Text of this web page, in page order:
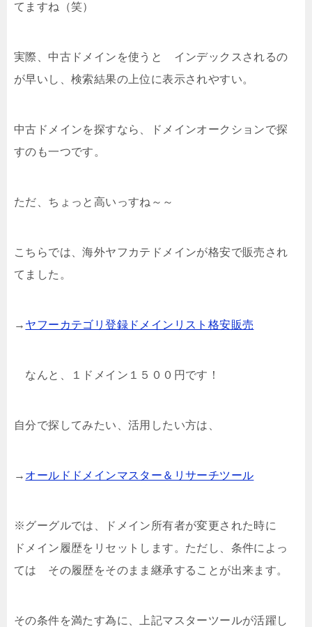
てますね（笑）
実際、中古ドメインを使うと インデックスされるの
が早いし、検索結果の上位に表示されやすい。
中古ドメインを探すなら、ドメインオークションで探
すのも一つです。
ただ、ちょっと高いっすね～～
こちらでは、海外ヤフカテドメインが格安で販売され
てました。
→ ヤフーカテゴリ登録ドメインリスト格安販売
なんと、１ドメイン１５００円です！
自分で探してみたい、活用したい方は、
→ オールドドメインマスター＆リサーチツール
※グーグルでは、ドメイン所有者が変更された時に
ドメイン履歴をリセットします。ただし、条件によっ
ては その履歴をそのまま継承することが出来ます。
その条件を満たす為に、上記マスターツールが活躍し